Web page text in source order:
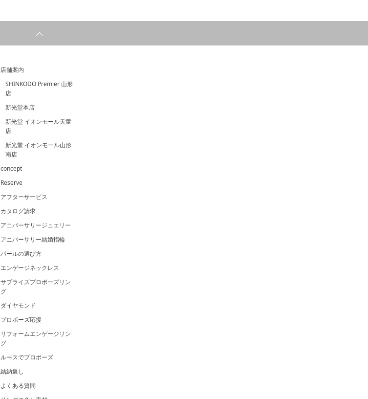
店舗案内
SHINKODO Premier 山形
店
新光堂本店
新光堂 イオンモール天童
店
新光堂 イオンモール山形
南店
concept
Reserve
アフターサービス
カタログ請求
アニバーサリージュエリー
アニバーサリー結婚指輪
パールの選び方
エンゲージネックレス
サプライズプロポーズリン
グ
ダイヤモンド
プロポーズ応援
リフォームエンゲージリン
グ
ルースでプロポーズ
結納返し
よくある質問